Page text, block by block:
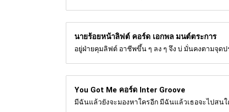
นายร้อยหน้าลิฟต์ คอร์ด เอกพล มนต์ตระการ
อยู่ฝ่ายคุมลิฟต์ อาชีพขึ้น ๆ ลง ๆ จึง บ่ มั่นคงตามจุดป
You Got Me คอร์ด Inter Groove
มีฉันแล้วยังจะมองหาใครอีก มีฉันแล้วเธอจะไปสน